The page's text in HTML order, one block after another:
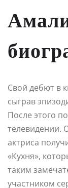
Свой дебют в
сыграв
После этого
телевидении.
актриса
«Кухня»,
таким
участником